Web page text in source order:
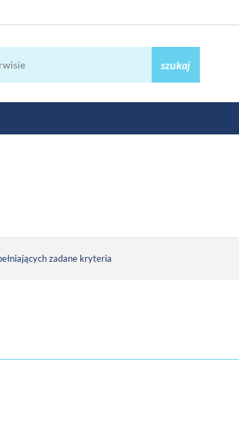
szukaj
zadane kryteria